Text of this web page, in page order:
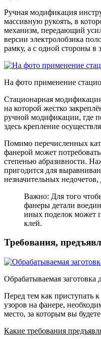
Ручная модификация
массивную рукоять, в
механизм, передающий
версии электролобзика
рамку, а с одной стороны в
На фото применение
Стационарная
на которой жестко
ручной модификации, где
здесь крепление
Помимо перечисленных
фанерой может
степенью абразивности.
пригодится для
незначительных
Важно: Для того
фанеры детали
иных поделок может
клей.
Требования,
Обрабатываемая
Перед тем как
узоров на фанере,
место, за которым вы будете
Какие требования